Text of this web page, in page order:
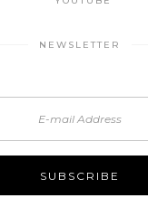
NEWSLETTER